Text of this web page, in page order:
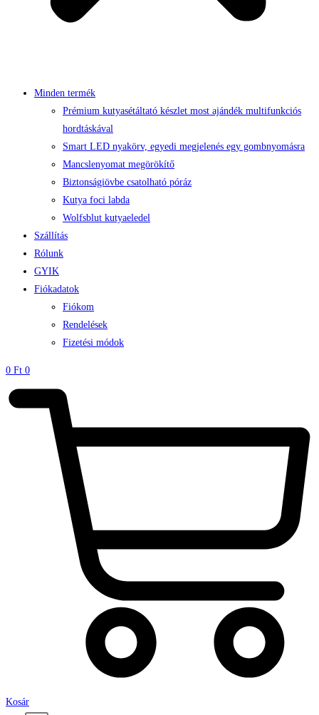
Minden termék
Prémium kutyasétáltató készlet most ajándék multifunkciós
hordtáskával
Smart LED nyakörv, egyedi megjelenés egy gombnyomásra
Mancslenyomat megörökítő
Biztonságiövbe csatolható póráz
Kutya foci labda
Wolfsblut kutyaeledel
Szállítás
Rólunk
GYIK
Fiókadatok
Fiókom
Rendelések
Fizetési módok
0 Ft 0
Kosár